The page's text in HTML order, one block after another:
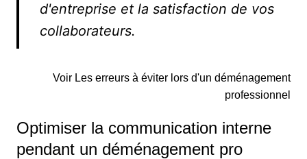
d'entreprise et la satisfaction de vos
collaborateurs.
Voir Les erreurs à éviter lors d'un déménagement
professionnel
Optimiser la communication interne
pendant un déménagement pro